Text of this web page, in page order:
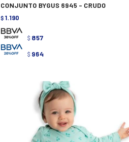
CONJUNTO BYGUS 6945 - CRUDO
$ 1.190
$ 857
$ 964